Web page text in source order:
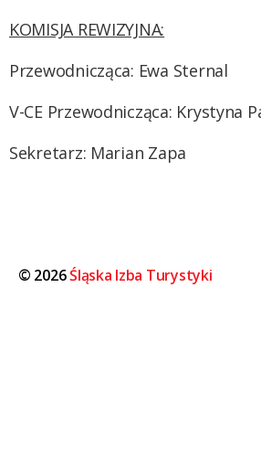
KOMISJA REWIZYJNA:
Przewodnicząca: Ewa Sternal
V-CE Przewodnicząca: Krystyna
Sekretarz: Marian Zapa
© 2026Śląska Izba Turystyki